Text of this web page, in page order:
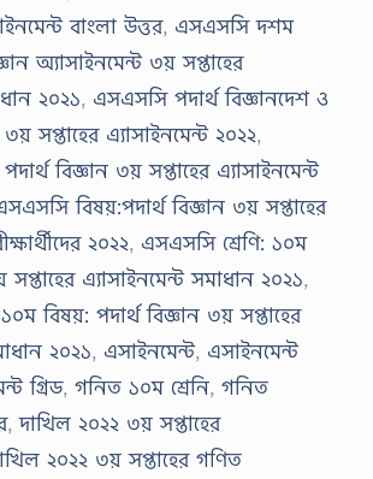
বাংলা উত্তর, এসএসসি দশম
অ্যাসাইনমেন্ট ৩য় সপ্তাহের
২০২১, এসএসসি পদার্থ বিজ্ঞানদেশ ও
সপ্তাহের এ্যাসাইনমেন্ট ২০২২,
বিজ্ঞান ৩য় সপ্তাহের এ্যাসাইনমেন্ট
বিষয়:পদার্থ বিজ্ঞান ৩য় সপ্তাহের
২০২২, এসএসসি শ্রেণি: ১০ম
সপ্তাহের এ্যাসাইনমেন্ট সমাধান ২০২১,
বিষয়: পদার্থ বিজ্ঞান ৩য় সপ্তাহের
২০২১, এসাইনমেন্ট, এসাইনমেন্ট
গ্রিড, গনিত ১০ম শ্রেনি, গনিত
,দাখিল ২০২২ ৩য় সপ্তাহের
২০২২ ৩য় সপ্তাহের গণিত